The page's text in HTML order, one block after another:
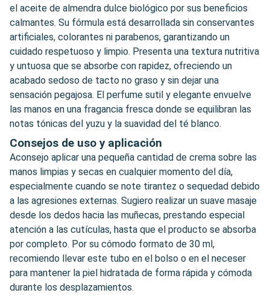
el aceite de almendra dulce biológico por sus beneficios
calmantes. Su fórmula está desarrollada sin conservantes
artificiales, colorantes ni parabenos, garantizando un
cuidado respetuoso y limpio. Presenta una textura nutritiva
y untuosa que se absorbe con rapidez, ofreciendo un
acabado sedoso de tacto no graso y sin dejar una
sensación pegajosa. El perfume sutil y elegante envuelve
las manos en una fragancia fresca donde se equilibran las
notas tónicas del yuzu y la suavidad del té blanco.
Consejos de uso y aplicación
Aconsejo aplicar una pequeña cantidad de crema sobre las
manos limpias y secas en cualquier momento del día,
especialmente cuando se note tirantez o sequedad debido
a las agresiones externas. Sugiero realizar un suave masaje
desde los dedos hacia las muñecas, prestando especial
atención a las cutículas, hasta que el producto se absorba
por completo. Por su cómodo formato de 30 ml,
recomiendo llevar este tubo en el bolso o en el neceser
para mantener la piel hidratada de forma rápida y cómoda
durante los desplazamientos.